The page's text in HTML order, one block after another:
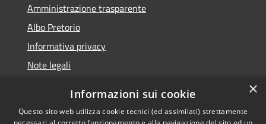
Amministrazione trasparente
Albo Pretorio
Informativa privacy
Note legali
Whisteblowing
×
Informazioni sui cookie
Questo sito web utilizza cookie tecnici (ed assimilati) strettamente